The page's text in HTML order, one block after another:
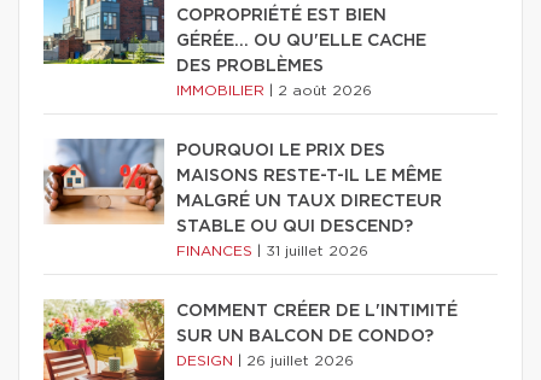
COPROPRIÉTÉ EST BIEN
GÉRÉE… OU QU'ELLE CACHE
DES PROBLÈMES
IMMOBILIER 2 août 2026
POURQUOI LE PRIX DES
MAISONS RESTE-T-IL LE MÊME
MALGRÉ UN TAUX DIRECTEUR
STABLE OU QUI DESCEND?
FINANCES 31 juillet 2026
COMMENT CRÉER DE L'INTIMITÉ
SUR UN BALCON DE CONDO?
DESIGN 26 juillet 2026